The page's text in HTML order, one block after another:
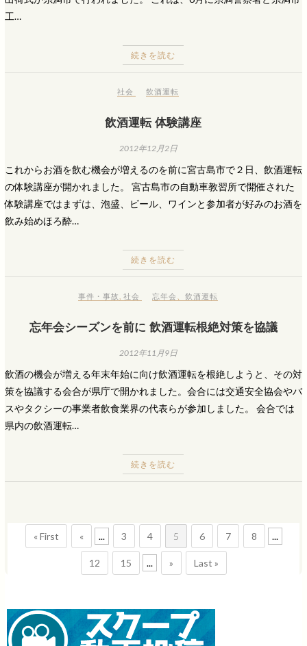
工…
続きを読む
社会 飲酒運転
飲酒運転 体験講座
2012年12月2日
これからお酒を飲む機会が増えるのを前に宮古島市で２日、飲酒運転
の体験講座が開かれました。 宮古島市の自動車教習所で開催された
体験講座ではまずは、泡盛、ビール、ワインと参加者が好みのお酒を
飲み始めほろ酔…
続きを読む
事件・事故 ,社会 忘年会 、飲酒運転
忘年会シーズンを前に 飲酒運転根絶対策を協議
2012年11月9日
飲酒の機会が増える年末年始に向け飲酒運転を根絶しようと、その対
策を協議する会合が県庁で開かれました。会合には交通安全協会やバ
スやタクシーの事業者飲食業界の代表らが参加しました。 会合では
県内の飲酒運転…
続きを読む
« First « ... 3 4 5 6 7 8 ...
12 15 ... » Last »